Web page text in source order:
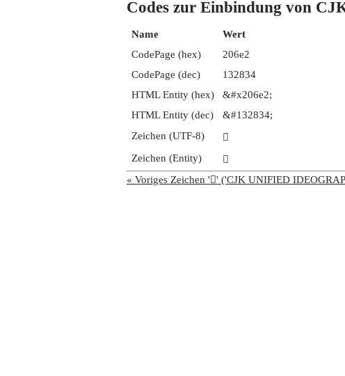
Codes zur Einbindung von
Name
Wert
CodePage (hex)
206e2
CodePage (dec)
132834
HTML Entity (hex)
&#x206e2;
HTML Entity (dec)
&#132834;
Zeichen (UTF-8)
𠛢
Zeichen (Entity)
𠛢
« Voriges Zeichen '𠛡' ('CJK UNIFIED